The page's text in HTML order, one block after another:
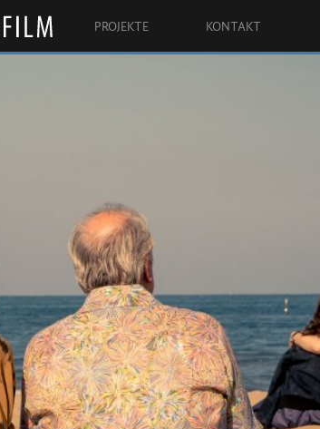
PROJEKTE KONTAKT